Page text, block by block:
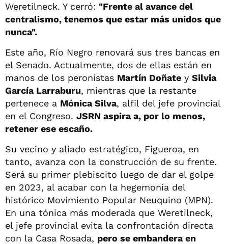
Weretilneck. Y cerró: "Frente al avance del
centralismo, tenemos que estar más unidos que
nunca".
Este año, Río Negro renovará sus tres bancas en
el Senado. Actualmente, dos de ellas están en
manos de los peronistas Martín Doñate y Silvia
García Larraburu, mientras que la restante
pertenece a Mónica Silva, alfil del jefe provincial
en el Congreso. JSRN aspira a, por lo menos,
retener ese escaño.
Su vecino y aliado estratégico, Figueroa, en
tanto, avanza con la construcción de su frente.
Será su primer plebiscito luego de dar el golpe
en 2023, al acabar con la hegemonía del
histórico Movimiento Popular Neuquino (MPN).
En una tónica más moderada que Weretilneck,
el jefe provincial evita la confrontación directa
con la Casa Rosada, pero se embandera en